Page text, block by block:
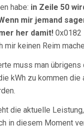
habe: in Zeile 50
mir jemand
her damit! 0x0182
mir keinen Reim
muss man übrigens
kWh zu kommen die
die aktuelle
in diesem Moment